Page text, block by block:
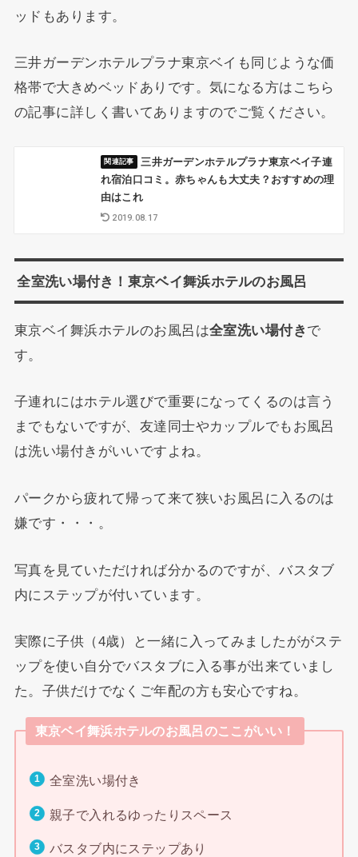
ッドもあります。
三井ガーデンホテルプラナ東京ベイも同じような価
格帯で大きめベッドありです。気になる方はこちら
の記事に詳しく書いてありますのでご覧ください。
三井ガーデンホテルプラナ東京ベイ子連
れ宿泊口コミ。赤ちゃんも大丈夫？おすすめの理
由はこれ
2019.08.17
全室洗い場付き！東京ベイ舞浜ホテルのお風呂
東京ベイ舞浜ホテルのお風呂は全室洗い場付き で
す。
子連れにはホテル選びで重要になってくるのは言う
までもないですが、友達同士やカップルでもお風呂
は洗い場付きがいいですよね。
パークから疲れて帰って来て狭いお風呂に入るのは
嫌です・・・。
写真を見ていただければ分かるのですが、バスタブ
内にステップが付いています。
実際に子供（4歳）と一緒に入ってみましたががステ
ップを使い自分でバスタブに入る事が出来ていまし
た。子供だけでなくご年配の方も安心ですね。
東京ベイ舞浜ホテルのお風呂のここがいい！
全室洗い場付き
親子で入れるゆったりスペース
バスタブ内にステップあり